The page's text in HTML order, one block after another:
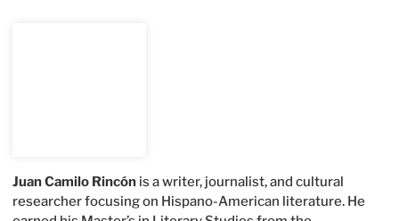
Juan Camilo Rincón is a writer, journalist, and cultural
researcher focusing on Hispano-American literature. He